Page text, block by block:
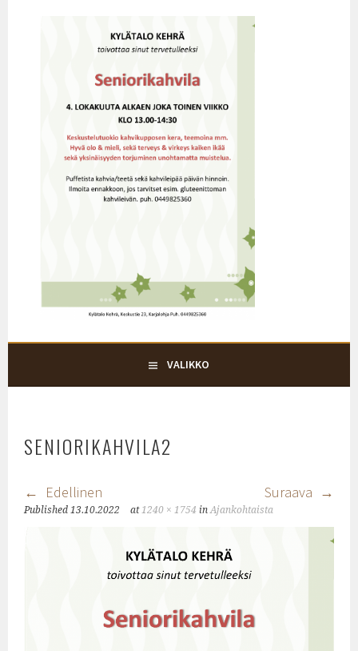
KYLÄTALO KEHRÄ
VALIKKO
SENIORIKAHVILA2
Edellinen Suraava
Published13.10.2022 at1240 × 1754 inAjankohtaista